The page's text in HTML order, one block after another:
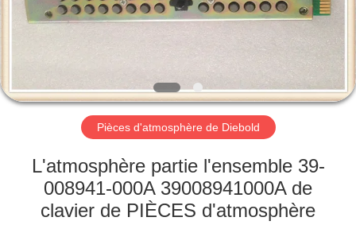
AU
DE
NOUS
VISITE
D'USINE
Pièces d'atmosphère de Diebold
L'atmosphère partie l'ensemble 39-
008941-000A 39008941000A de
clavier de PIÈCES d'atmosphère